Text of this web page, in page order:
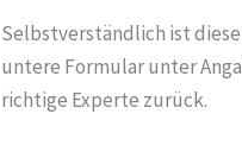
Selbstverständlich ist
untere Formular unter
richtige Experte zurück.